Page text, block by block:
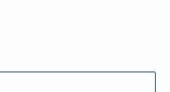
ンの驚異の人生
るヨーロッパ